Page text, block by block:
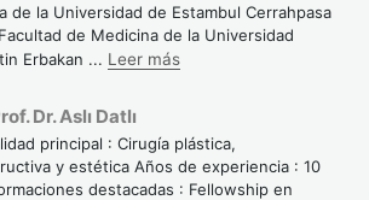
de la Universidad de Estambul Cerrahpasa
de Medicina de la Universidad
Erbakan ... Leer más
Dr. Aslı Datlı
principal : Cirugía plástica,
y estética Años de experiencia : 10
destacadas : Fellowship en